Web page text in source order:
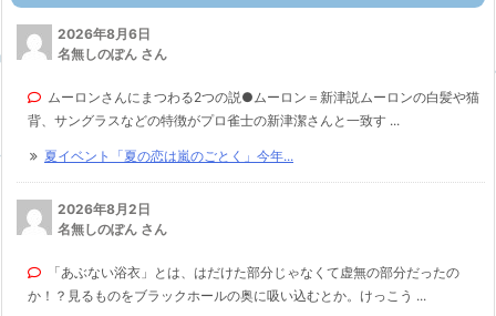
2026年8月6日
名無しのぽん さん
ムーロンさんにまつわる2つの説●ムーロン＝新津説ムーロンの白髪や猫
背、サングラスなどの特徴がプロ雀士の新津潔さんと一致す ...
夏イベント「夏の恋は嵐のごとく」今年...
2026年8月2日
名無しのぽん さん
「あぶない浴衣」とは、はだけた部分じゃなくて虚無の部分だったの
か！？見るものをブラックホールの奥に吸い込むとか。けっこう ...